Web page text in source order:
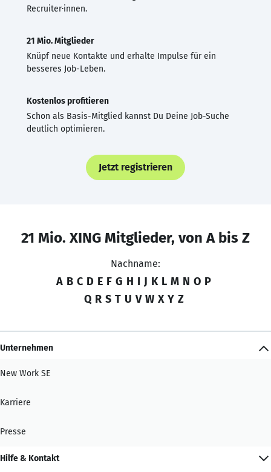
Recruiter·innen.
21 Mio. Mitglieder
Knüpf neue Kontakte und erhalte Impulse für ein
besseres Job-Leben.
Kostenlos profitieren
Schon als Basis-Mitglied kannst Du Deine Job-Suche
deutlich optimieren.
Jetzt registrieren
21 Mio. XING Mitglieder, von A bis Z
Nachname:
A B C D E F G H I J K L M N O P
Q R S T U V W X Y Z
Unternehmen
New Work SE
Karriere
Presse
Hilfe & Kontakt